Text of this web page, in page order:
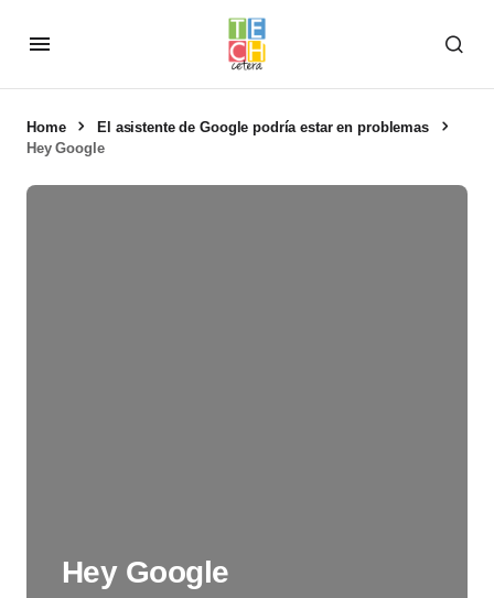
Home
El asistente de Google podría estar en problemas
Hey Google
Hey Google